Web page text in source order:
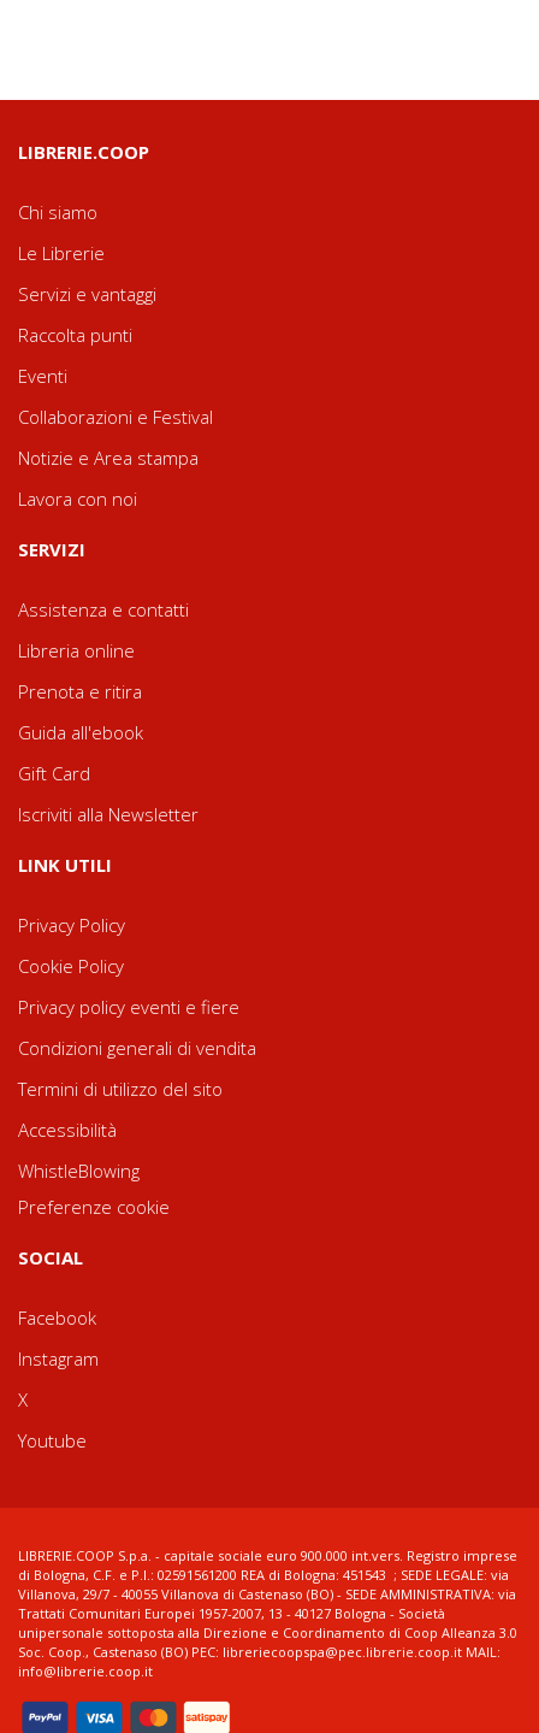
LIBRERIE.COOP
Chi siamo
Le Librerie
Servizi e vantaggi
Raccolta punti
Eventi
Collaborazioni e Festival
Notizie e Area stampa
Lavora con noi
SERVIZI
Assistenza e contatti
Libreria online
Prenota e ritira
Guida all'ebook
Gift Card
Iscriviti alla Newsletter
LINK UTILI
Privacy Policy
Cookie Policy
Privacy policy eventi e fiere
Condizioni generali di vendita
Termini di utilizzo del sito
Accessibilità
WhistleBlowing
Preferenze cookie
SOCIAL
Facebook
Instagram
X
Youtube
LIBRERIE.COOP S.p.a. - capitale sociale euro 900.000 int.vers. Registro imprese
di Bologna, C.F. e P.I.: 02591561200 REA di Bologna: 451543 ; SEDE LEGALE: via
Villanova, 29/7 - 40055 Villanova di Castenaso (BO) - SEDE AMMINISTRATIVA: via
Trattati Comunitari Europei 1957-2007, 13 - 40127 Bologna - Società
unipersonale sottoposta alla Direzione e Coordinamento di Coop Alleanza 3.0
Soc. Coop., Castenaso (BO) PEC: libreriecoopspa@pec.librerie.coop.it MAIL:
info@librerie.coop.it